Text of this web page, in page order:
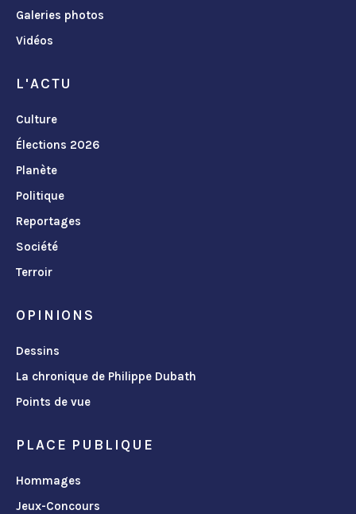
Galeries photos
Vidéos
L'ACTU
Culture
Élections 2026
Planète
Politique
Reportages
Société
Terroir
OPINIONS
Dessins
La chronique de Philippe Dubath
Points de vue
PLACE PUBLIQUE
Hommages
Jeux-Concours